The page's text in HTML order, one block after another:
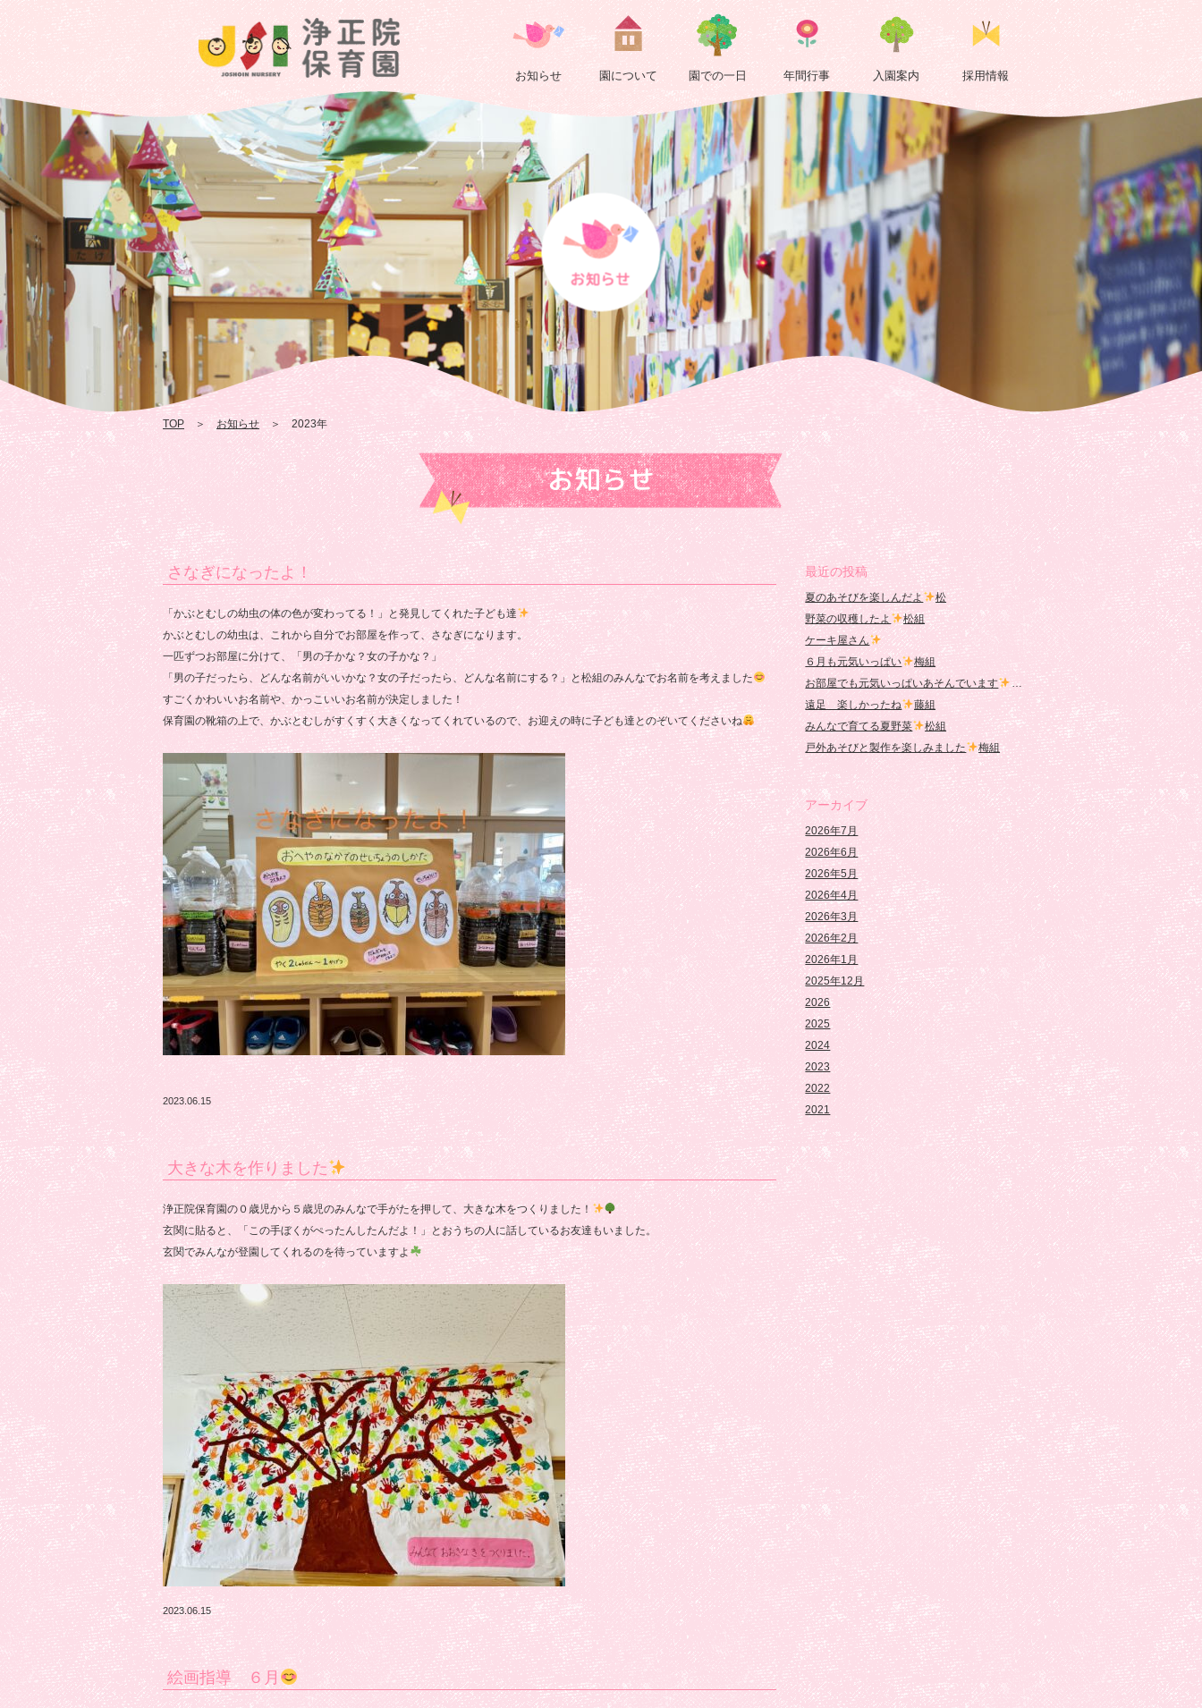
2023 Page
|
浄
正
院
育
園
お知らせ 園について 園での一日 年間行事 入園案内 採用情報
TOP ＞ お知らせ＞ 2023年
お知らせ
さなぎになったよ！
「かぶとむしの幼虫の体の色が変わってる！」と発見してくれた子ども達
かぶとむしの幼虫は、これから自分でお部屋を作って、さなぎになります。
一匹ずつお部屋に分けて、「男の子かな？女の子かな？」
「男の子だったら、どんな名前がいいかな？女の子だったら、どんな名前にする？」と松組のみんなでお名前を考えました
すごくかわいいお名前や、かっこいいお名前が決定しました！
保育園の靴箱の上で、かぶとむしがすくすく大きくなってくれているので、お迎えの時に子ども達とのぞいてくださいね
2023.06.15
大きな木を作りました
浄正院保育園の０歳児から５歳児のみんなで手がたを押して、大きな木をつくりました！
玄関に貼ると、「この手ぼくがぺったんしたんだよ！」とおうちの人に話しているお友達もいました。
玄関でみんなが登園してくれるのを待っていますよ
2023.06.15
絵画指導 ６月
最近の投稿
夏のあそびを楽しんだよ
松
野菜の収穫したよ
松組
ケーキ屋さん
６月も元気いっぱい
梅組
お部屋でも元気いっぱいあそんでいます
桜組
遠足 楽しかったね
藤組
みんなで育てる夏野菜
松組
戸外あそびと製作を楽しみました
梅組
アーカイブ
2026年7月
2026年6月
2026年5月
2026年4月
2026年3月
2026年2月
2026年1月
2025年12月
2026
2025
2024
2023
2022
2021